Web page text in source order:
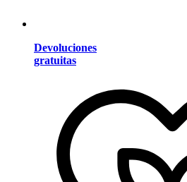
Devoluciones
gratuitas